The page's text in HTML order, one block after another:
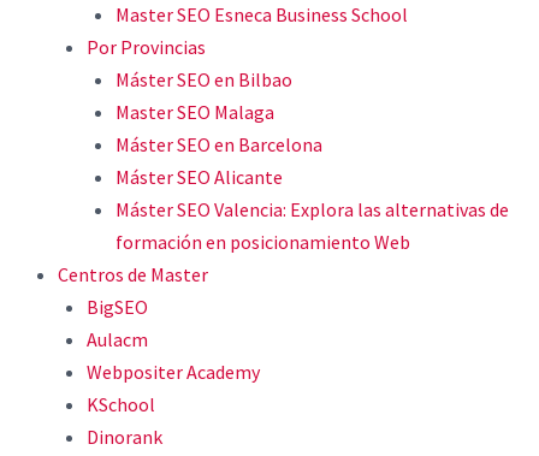
Master SEO Esneca Business School
Por Provincias
Máster SEO en Bilbao
Master SEO Malaga
Máster SEO en Barcelona
Máster SEO Alicante
Máster SEO Valencia: Explora las alternativas de
formación en posicionamiento Web
Centros de Master
BigSEO
Aulacm
Webpositer Academy
KSchool
Dinorank